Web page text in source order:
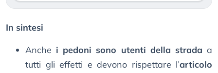
In sintesi
Anche i pedoni sono utenti della strada a
tutti gli effetti e devono rispettare l’articolo